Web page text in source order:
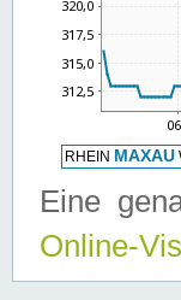
Eine
Online-